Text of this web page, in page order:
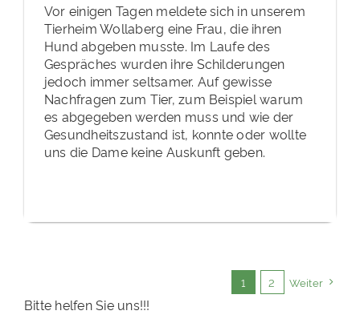
Vor einigen Tagen meldete sich in unserem
Tierheim Wollaberg eine Frau, die ihren
Hund abgeben musste. Im Laufe des
Gespräches wurden ihre Schilderungen
jedoch immer seltsamer. Auf gewisse
Nachfragen zum Tier, zum Beispiel warum
es abgegeben werden muss und wie der
Gesundheitszustand ist, konnte oder wollte
uns die Dame keine Auskunft geben.
1 2 Weiter
Bitte helfen Sie uns!!!